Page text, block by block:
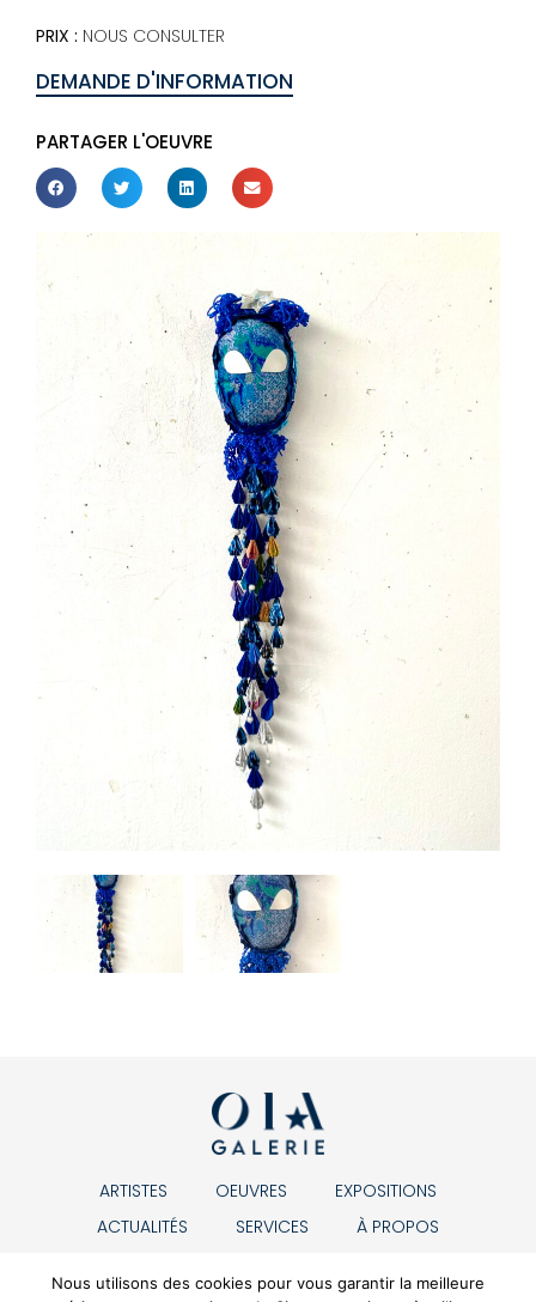
PRIX : NOUS CONSULTER
DEMANDE D'INFORMATION
PARTAGER L'OEUVRE
ARTISTES OEUVRES
EXPOSITIONS
ACTUALITÉS
SERVICES
À PROPOS
Nous utilisons des cookies pour vous garantir la meilleure